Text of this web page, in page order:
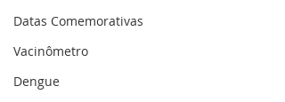
Datas Comemorativas
Vacinômetro
Dengue